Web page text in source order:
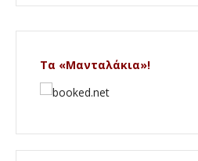
Τα «Μανταλάκια»!